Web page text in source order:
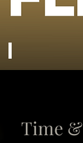
Time